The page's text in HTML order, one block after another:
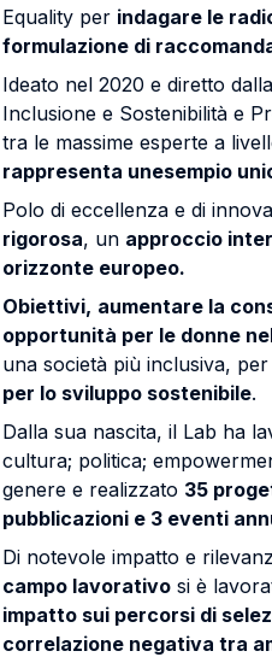
Equality per indagare le
formulazione di
Ideato nel 2020 e diretto dalla
Inclusione e Sostenibilità e
tra le massime esperte a
rappresenta unesempio
Polo di eccellenza e di
rigorosa, un approccio
orizzonte europeo.
Obiettivi, aumentare la
opportunità per le donne
una società più inclusiva,
per lo sviluppo sostenibile.
Dalla sua nascita, il Lab ha
cultura; politica;
genere e realizzato 35
pubblicazioni e 3 eventi
Di notevole impatto e
campo lavorativosi è
impatto sui percorsi di
correlazione negativa tra